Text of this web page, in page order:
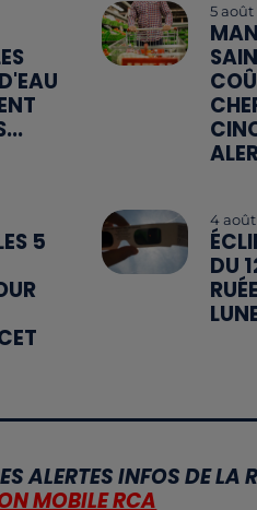
5 août
5
4 août
DU
ALERTES INFOS DE LA
MOBILE RCA